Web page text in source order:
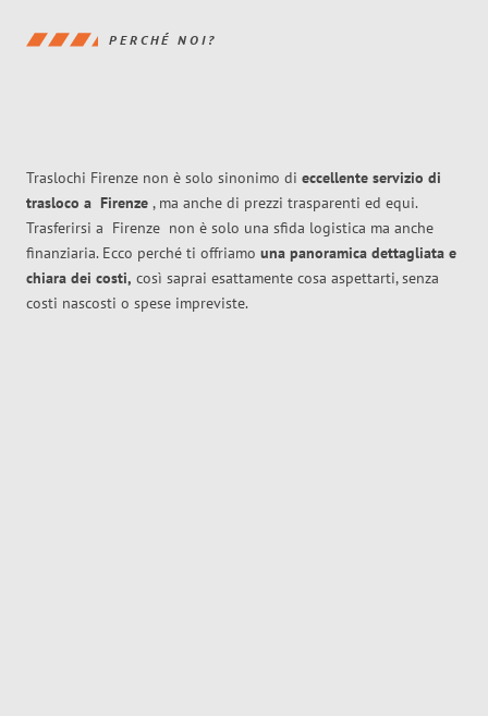
PERCHÉ NOI?
Traslochi Firenze non è solo sinonimo di eccellente servizio di
trasloco a Firenze , ma anche di prezzi trasparenti ed equi.
Trasferirsi a Firenze non è solo una sfida logistica ma anche
finanziaria. Ecco perché ti offriamo una panoramica dettagliata e
chiara dei costi, così saprai esattamente cosa aspettarti, senza
costi nascosti o spese impreviste.